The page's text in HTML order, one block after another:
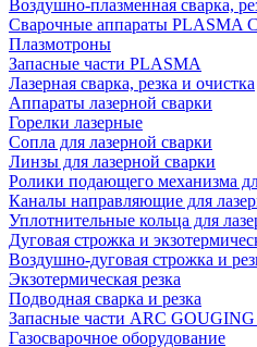
Воздушно-плазменная сварка,
Сварочные аппараты PLASMA
Плазмотроны
Запасные части PLASMA
Лазерная сварка, резка и очистка
Аппараты лазерной сварки
Горелки лазерные
Сопла для лазерной сварки
Линзы для лазерной сварки
Ролики подающего механизма
Каналы направляющие для
Уплотнительные кольца для
Дуговая строжка и
Воздушно-дуговая строжка и
Экзотермическая резка
Подводная сварка и резка
Запасные части ARC
Газосварочное оборудование